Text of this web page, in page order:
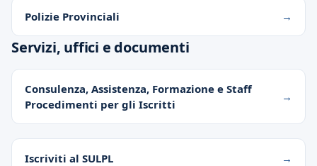
Polizie Provinciali
Servizi, uffici e documenti
Consulenza, Assistenza, Formazione e Staff
Procedimenti per gli Iscritti
Iscriviti al SULPL